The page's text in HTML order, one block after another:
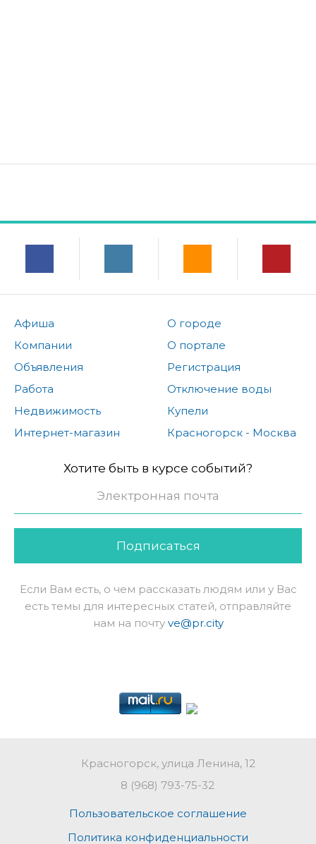
Афиша
Компании
Объявления
Работа
Недвижимость
Интернет-магазин
О городе
О портале
Регистрация
Отключение воды
Купели
Красногорск - Москва
Хотите быть в курсе событий?
Подписаться
Если Вам есть, о чем рассказать людям или у Вас
есть темы для интересных статей, отправляйте
нам на почту ve@pr.city
Красногорск, улица Ленина, 12
8 (968) 793-75-32
Пользовательское соглашение
Политика конфиденциальности